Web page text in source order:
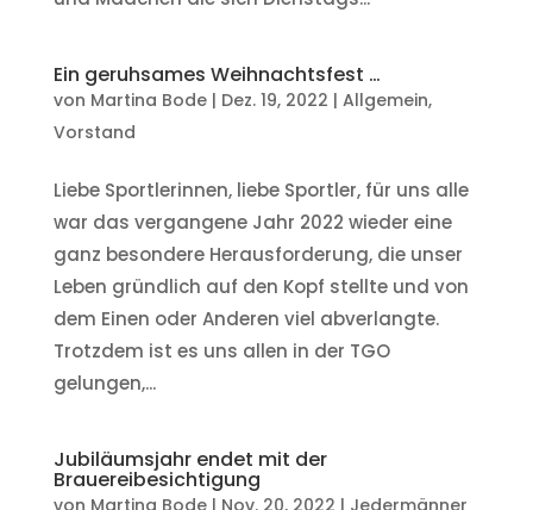
Ein geruhsames Weihnachtsfest …
von Martina Bode| Dez. 19, 2022 | Allgemein,
Vorstand
Liebe Sportlerinnen, liebe Sportler, für uns alle
war das vergangene Jahr 2022 wieder eine
ganz besondere Herausforderung, die unser
Leben gründlich auf den Kopf stellte und von
dem Einen oder Anderen viel abverlangte.
Trotzdem ist es uns allen in der TGO
gelungen,...
Jubiläumsjahr endet mit der
Brauereibesichtigung
von Martina Bode| Nov. 20, 2022 | Jedermänner